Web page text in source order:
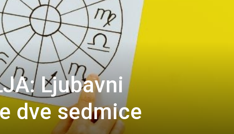
Ljubavni
dve sedmice